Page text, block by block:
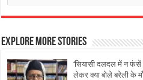
Explore More Stories
‘सियासी दलदल में न फंसें
लेकर क्या बोले बरेली के